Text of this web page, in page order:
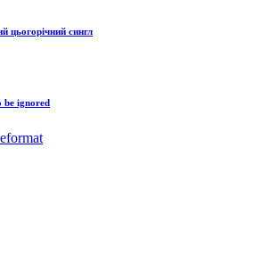
цьогорічний сингл
be ignored